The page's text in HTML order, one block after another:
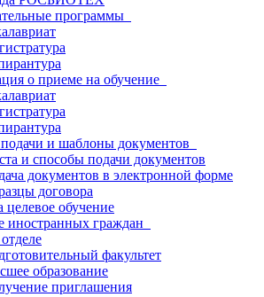
программы
о приеме на обучение
и шаблоны документов
и способы подачи документов
документов в электронной форме
договора
обучение
иностранных граждан
факультет
образование
приглашения